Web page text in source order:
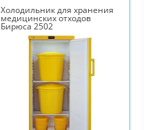
Холодильник для хранения
медицинских отходов
Бирюса 2502